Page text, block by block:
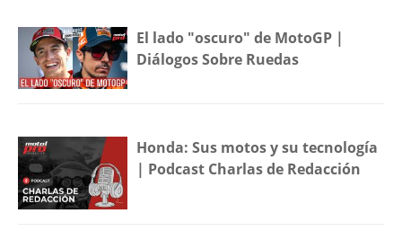
El lado "oscuro" de MotoGP |
Diálogos Sobre Ruedas
Honda: Sus motos y su tecnología
| Podcast Charlas de Redacción